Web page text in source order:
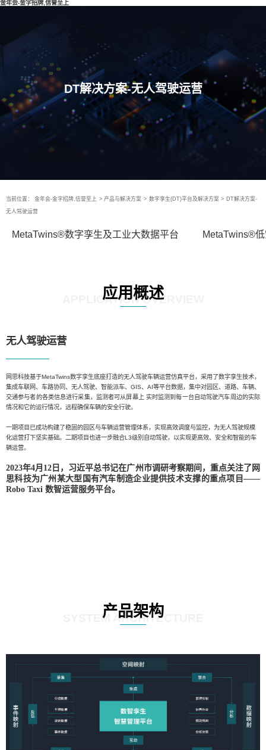
金年会-金字招牌,信誉至上
DT解决方案-无人驾驶运营
当前位置： 金年会-金字招牌,信誉至上 > 产品与解决方案 > 数字孪生(DT)平台及解决方案 > DT解决方案-
无人驾驶运营
MetaTwins®数字孪生及工业大数据平台 MetaTwins®
应用概述
APPLICATION OVERVIEW
无人驾驶运营
网思科技基于MetaTwins数字孪生底座打造的无人驾驶车辆运营仿真平台，采用了数字孪生技术，
集成车联网、车路协同、无人驾驶、智能派车、GIS、AI等平台数据，集中对园区、道路、车辆、
交通参与者的各类信息进行采集，监测者可从屏幕上 实时监测到每一台自动驾驶汽车周边的实际
情况和它的运行情况，远程确保车辆的安全行驶。
一期项目已成功构建了稳固的园区与车辆运营管理体系，实现高效调度与监控，为无人驾驶规模
化运营打下坚实基础。二期项目也进一步融合L3级别自动驾驶，以实现更高效、安全和智能的车
辆运营。
2023年4月12日，习近平总书记在广州市调研考察期间，重点关注了网
思科技为广州某大型国有汽车制造企业提供技术支撑的重点项目——
Robo Taxi 数智运营服务平台。
产品架构
SYSTEM ARCHITECTURE